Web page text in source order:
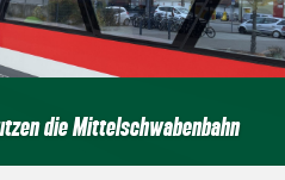
die Mittelschwabenbahn